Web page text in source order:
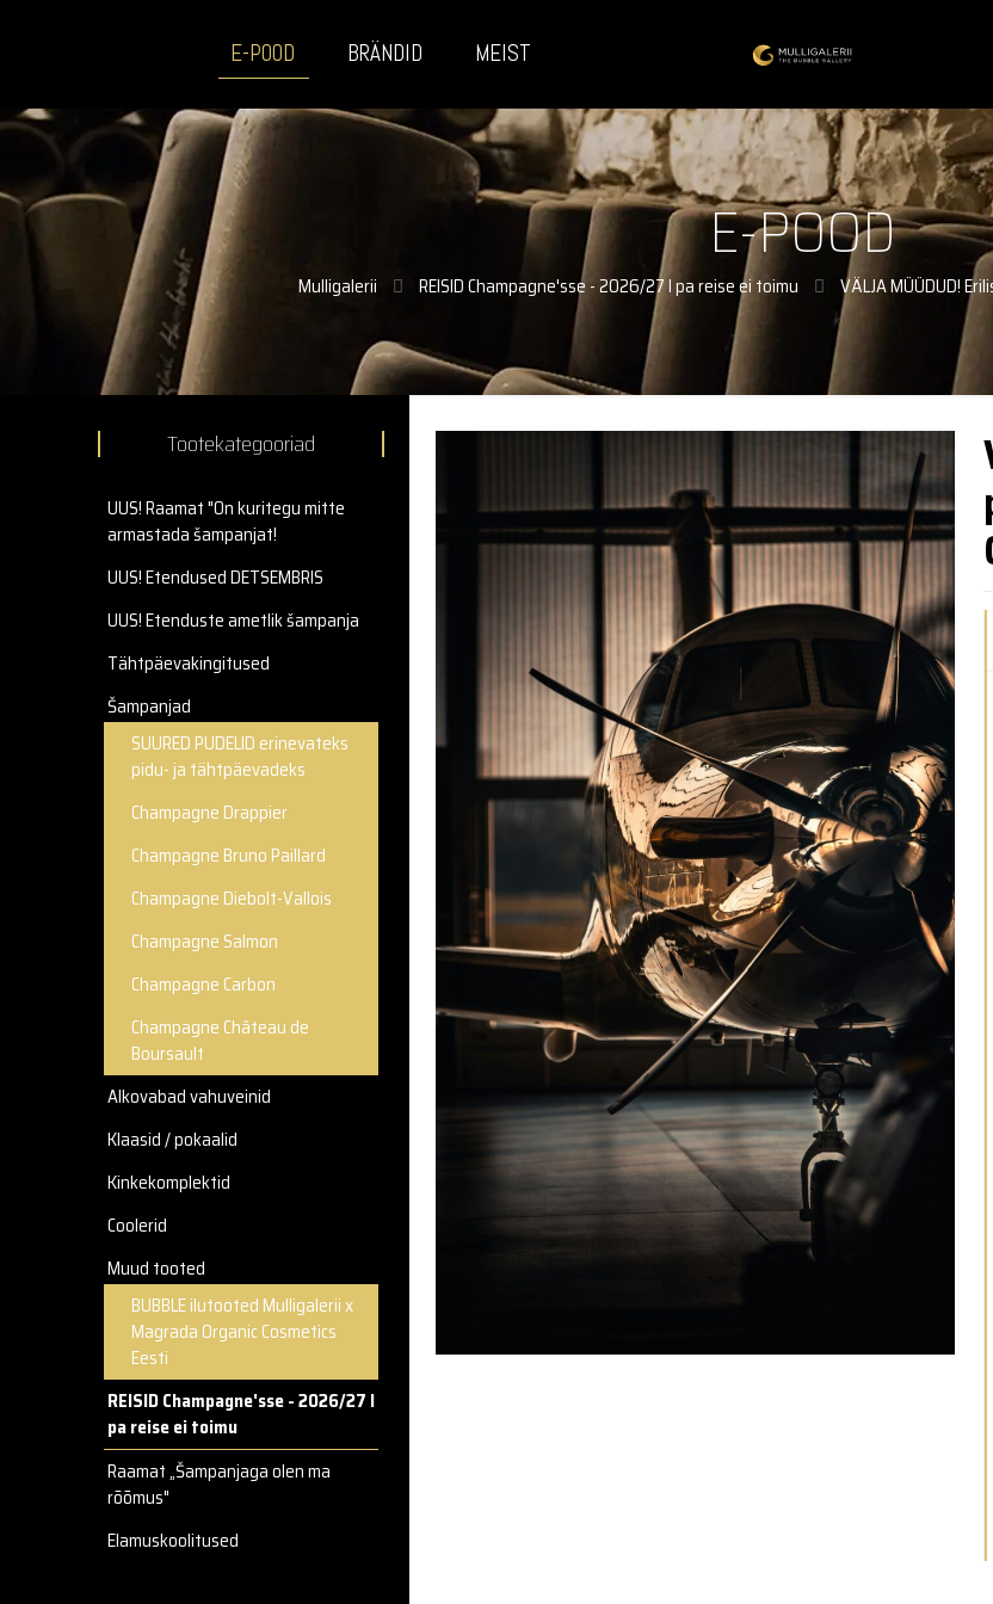
E-POOD BRÄNDID MEIST
E-POOD
Mulligalerii REISID Champagne'sse - 2026/27 I pa reise ei toimu VÄLJA MÜÜDUD!
Tootekategooriad
UUS! Raamat "On kuritegu mitte
armastada šampanjat!
UUS! Etendused DETSEMBRIS
UUS! Etenduste ametlik šampanja
Tähtpäevakingitused
Šampanjad
SUURED PUDELID erinevateks
pidu- ja tähtpäevadeks
Champagne Drappier
Champagne Bruno Paillard
Champagne Diebolt-Vallois
Champagne Salmon
Champagne Carbon
Champagne Château de
Boursault
Alkovabad vahuveinid
Klaasid / pokaalid
Kinkekomplektid
Coolerid
Muud tooted
BUBBLE ilutooted Mulligalerii x
Magrada Organic Cosmetics
Eesti
REISID Champagne'sse - 2026/27 I
pa reise ei toimu
Raamat „Šampanjaga olen ma
rõõmus"
Elamuskoolitused